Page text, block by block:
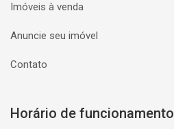
Imóveis à venda
Anuncie seu imóvel
Contato
Horário de funcionamento